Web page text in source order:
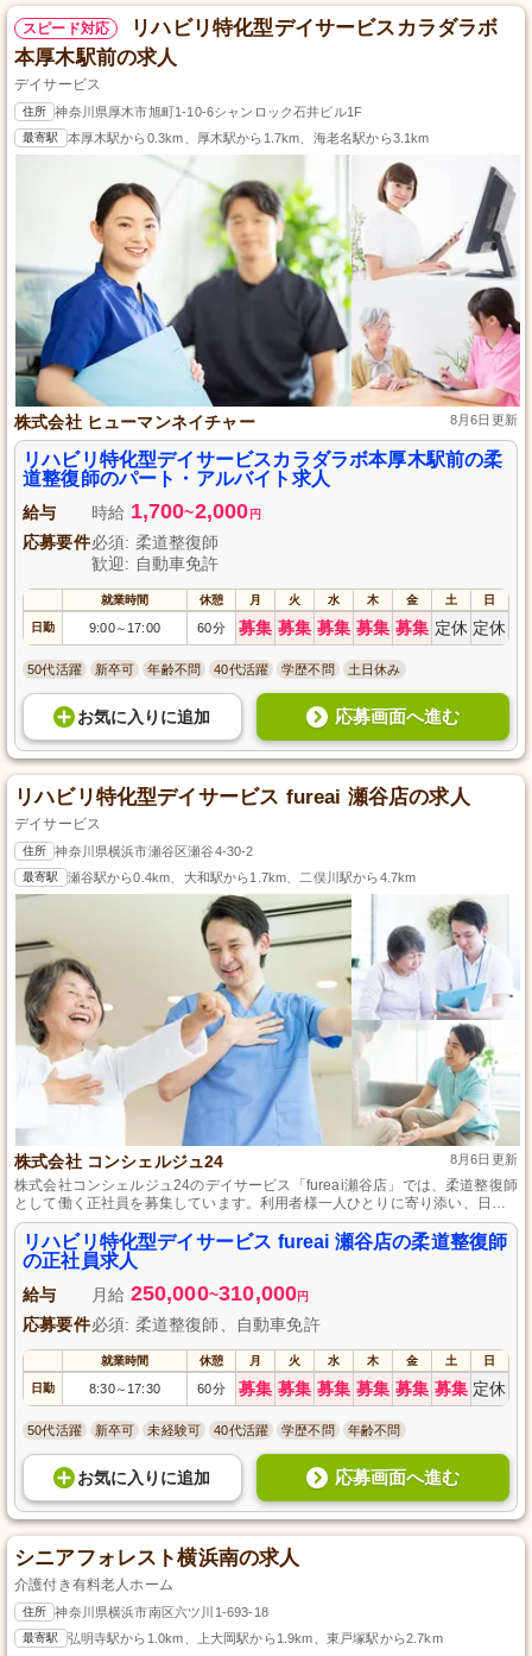
スピード対応
リハビリ特化型デイサービスカラダラボ
本厚木駅前の求人
デイサービス
住所 神奈川県厚木市旭町1-10-6シャンロック石井ビル1F
最寄駅 本厚木駅から0.3km、厚木駅から1.7km、海老名駅から3.1km
株式会社 ヒューマンネイチャー 8月6日更新
リハビリ特化型デイサービスカラダラボ本厚木駅前の柔
道整復師のパート・アルバイト求人
給与 時給 1,700~2,000 円
応募要件必須: 柔道整復師
歓迎: 自動車免許
就業時間 休憩 月 火 水 木 金 土 日
日勤 9:00～ 17:00 60分 募集 募集 募集 募集 募集 定休 定休
50代活躍 新卒可 年齢不問 40代活躍 学歴不問 土日休み
お気に入り に追加 応募画面へ進む
リハビリ特化型デイサービス fureai 瀬谷店の求人
デイサービス
住所 神奈川県横浜市瀬谷区瀬谷4-30-2
最寄駅 瀬谷駅から0.4km、大和駅から1.7km、二俣川駅から4.7km
株式会社 コンシェルジュ24 8月6日更新
株式会社コンシェルジュ24のデイサービス「fureai瀬谷店」では、柔道整復師
として働く正社員を募集しています。利用者様一人ひとりに寄り添い、日常
生活をサポートするこの職場で、あなたのスキルを発揮しませんか？デイサ
ービスの経験がない方も大歓迎！専門的な資格を活かして、私たちと一緒に
心温まるサービスを提供しましょう。ご応募お待ちしております。
リハビリ特化型デイサービス fureai 瀬谷店の柔道整復師
の正社員求人
給与 月給 250,000~310,000円
応募要件必須: 柔道整復師、自動車免許
就業時間 休憩 月 火 水 木 金 土 日
日勤 8:30～ 17:30 60分 募集 募集 募集 募集 募集 募集 定休
50代活躍 新卒可 未経験可 40代活躍 学歴不問 年齢不問
お気に入り に追加 応募画面へ進む
シニアフォレスト横浜南の求人
介護付き有料老人ホーム
住所 神奈川県横浜市南区六ツ川1-693-18
最寄駅 弘明寺駅から1.0km、上大岡駅から1.9km、東戸塚駅から2.7km